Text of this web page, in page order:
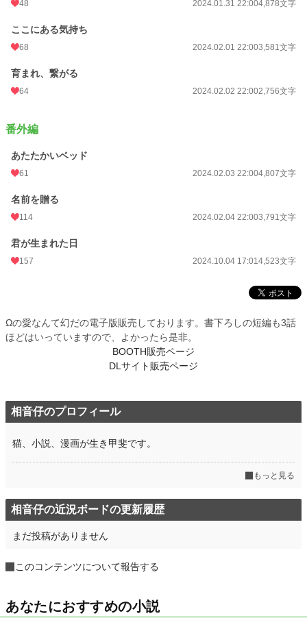
48 2024.01.31 22:004,878文字
ここにある気持ち
68 2024.02.01 22:003,581文字
育まれ、繋がる
64 2024.02.02 22:002,756文字
番外編
あたたかいベッド
61 2024.02.03 22:004,807文字
名前を贈る
114 2024.02.04 22:003,791文字
君が生まれた日
157 2024.10.04 17:014,523文字
Ωの愛なんて幻だの電子版販売しております。書下ろしの短編も3話
ほどはいっていますので、よかったら是非。
BOOTH販売ページ
DLサイト販売ページ
相音仔のプロフィール
猫、小説、漫画が生き甲斐です。
もっと見る
相音仔の近況ボードの更新履歴
まだ投稿がありません
このコンテンツについて報告する
あなたにおすすめの小説